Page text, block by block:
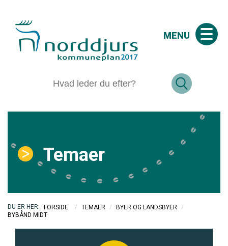
MENU
Temaer
FORSIDE / TEMAER / BYER OG LANDSBYER
/
BYBÅND MIDT